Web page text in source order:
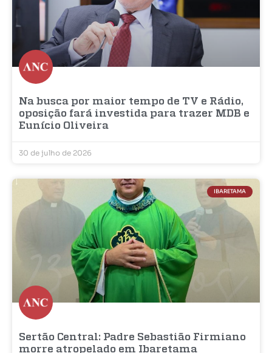
Na busca por maior tempo de TV e Rádio,
oposição fará investida para trazer MDB e
Eunício Oliveira
30 de julho de 2026
IBARETAMA
Sertão Central: Padre Sebastião Firmiano
morre atropelado em Ibaretama